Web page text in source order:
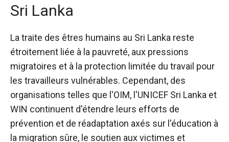
Sri Lanka
La traite des êtres humains au Sri Lanka reste
étroitement liée à la pauvreté, aux pressions
migratoires et à la protection limitée du travail pour
les travailleurs vulnérables. Cependant, des
organisations telles que l'OIM, l'UNICEF Sri Lanka et
WIN continuent d'étendre leurs efforts de
prévention et de réadaptation axés sur l'éducation à
la migration sûre, le soutien aux victimes et